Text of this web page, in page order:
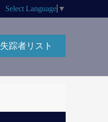
Select Language ▼
失踪者リスト